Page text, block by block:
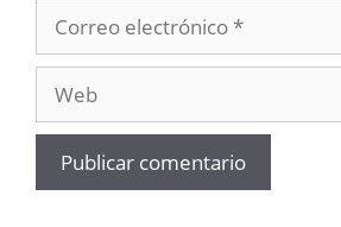
electrónico